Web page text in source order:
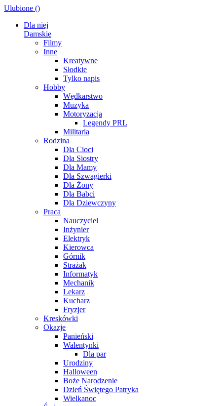
Ulubione ()
Dla niej
Damskie
Filmy
Inne
Kreatywne
Słodkie
Tylko napis
Hobby
Wędkarstwo
Muzyka
Motoryzacja
Legendy PRL
Militaria
Rodzina
Dla Cioci
Dla Siostry
Dla Mamy
Dla Szwagierki
Dla Żony
Dla Babci
Dla Dziewczyny
Praca
Nauczyciel
Inżynier
Elektryk
Kierowca
Górnik
Strażak
Informatyk
Mechanik
Lekarz
Kucharz
Fryzjer
Kreskówki
Okazje
Panieński
Walentynki
Dla par
Urodziny
Halloween
Boże Narodzenie
Dzień Świętego Patryka
Wielkanoc